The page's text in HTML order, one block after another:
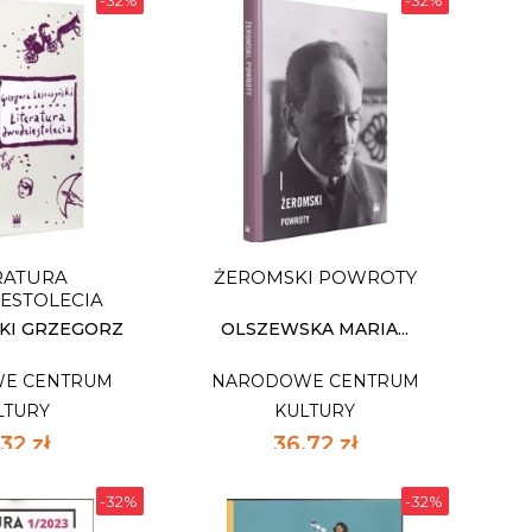
CENTRUM
zł
cena
6
PRAKTYKI OTWARTOŚCI
NARODOWE CENTRUM
KULTURY
23,12 zł
34,00 złnajniższa cena
Dostępnych: mały zapas
Ilość:
DO KOSZYKA
GRZEGORZ
CENTRUM
zł
ŻEROMSKI POWROTY
OLSZEWSKA MARIA...
NARODOWE CENTRUM
KULTURY
36,72 zł
-32% -32%